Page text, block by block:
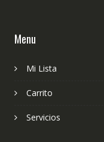
Menu
Mi Lista
Carrito
Servicios